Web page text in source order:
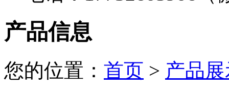
产品信息
您的位置： 首页 > 产品